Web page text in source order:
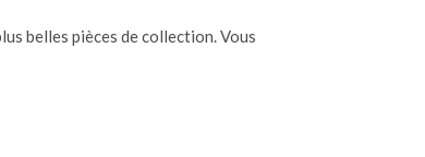
belles pièces de collection. Vous